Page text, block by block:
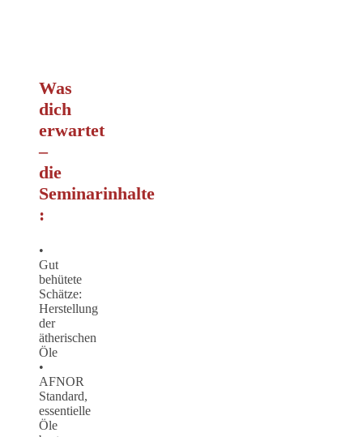
Was
dich
erwartet
–
die
Seminarinhalte
:
•
Gut
behütete
Schätze:
Herstellung
der
ätherischen
Öle
•
AFNOR
Standard,
essentielle
Öle